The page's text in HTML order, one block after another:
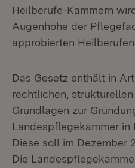
Heilberufe-Kammern
Augenhöhe der
approbierten
Das Gesetz enthält in
rechtlichen,
Grundlagen zur
Landespflegekammer in
Diese soll im Dezember
Die